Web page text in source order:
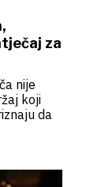
za
nije
koji
da